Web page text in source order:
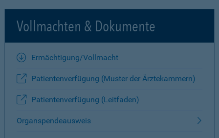
Vollmachten & Dokumente
Ermächtigung/Vollmacht
Patientenverfügung (Muster der Ärztekammern)
Patientenverfügung (Leitfaden)
Organspendeausweis